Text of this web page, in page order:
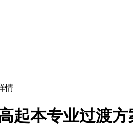
情
起本专业过渡方